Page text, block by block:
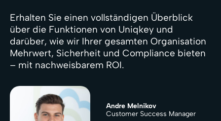
Erhalten Sie einen vollständigen Überblick
über die Funktionen von Uniqkey und
darüber, wie wir Ihrer gesamten Organisation
Mehrwert, Sicherheit und Compliance bieten
– mit nachweisbarem ROI.
Andre Melnikov
Customer Success Manager